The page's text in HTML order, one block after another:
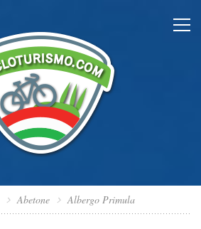
Abetone Albergo Primula